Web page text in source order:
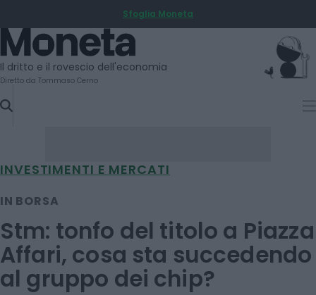
TO
CONTENT
Sfoglia Moneta
Moneta
Il dritto e il rovescio dell'economia
Diretto da Tommaso Cerno
INVESTIMENTI E MERCATI
IN BORSA
Stm: tonfo del titolo a Piazza
Affari, cosa sta succedendo
al gruppo dei chip?